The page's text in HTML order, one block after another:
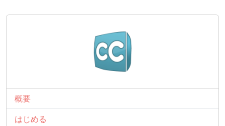
概要
はじめる